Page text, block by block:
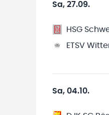
Sa, 27.09.
HSG
ETSV
Sa, 04.10.